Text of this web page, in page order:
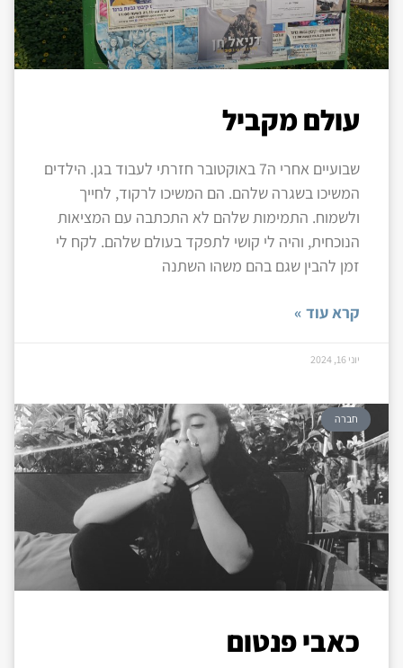
עולם מקביל
שבועיים אחרי ה7 באוקטובר חזרתי לעבוד בגן. הילדים
המשיכו בשגרה שלהם. הם המשיכו לרקוד, לחייך
ולשמוח. התמימות שלהם לא התכתבה עם המציאות
הנוכחית, והיה לי קושי לתפקד בעולם שלהם. לקח לי
זמן להבין שגם בהם משהו השתנה
קרא עוד »
יוני 16, 2024
חברה
כאבי פנטום